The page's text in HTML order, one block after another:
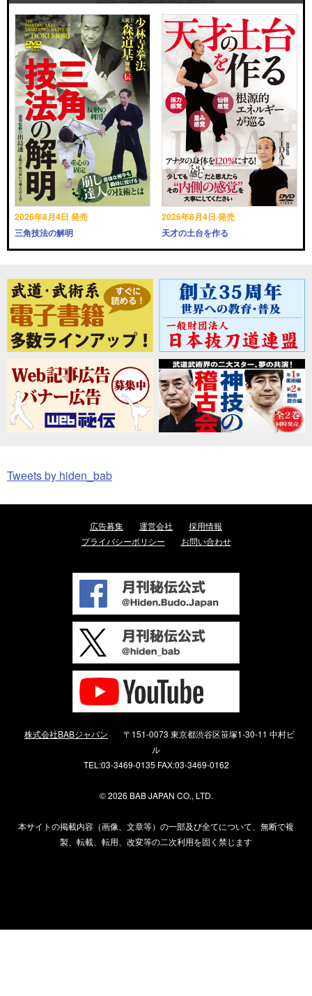
2026年8月4日 発売
三角技法の解明
2026年8月4日 発売
天才の土台を作る
Tweets by hiden_bab
広告募集 運営会社
採用情報
プライバシーポリシー
お問い合わせ
株式会社BABジャパン
〒151-0073 東京都渋谷区笹塚1-30-11 中村ビ
ル
TEL:03-3469-0135 FAX:03-3469-0162
©2026 BAB JAPAN CO., LTD.
本サイトの掲載内容（画像、文章等）の一部及び全てについて、無断で複
製、転載、転用、改変等の二次利用を固く禁じます